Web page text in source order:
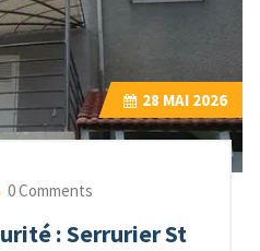
28 MAI 2026
0 Comments
: Serrurier St